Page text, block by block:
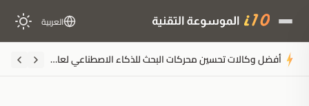
العربية
ملخَّص المقال أفضل وكالات تحسين محركات البحث للذكاء الاصطناعي لعام 2026: دليلك لتصدر نتائج النماذج اللغوية